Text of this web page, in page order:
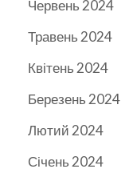
Червень 2024
Травень 2024
Квітень 2024
Березень 2024
Лютий 2024
Січень 2024